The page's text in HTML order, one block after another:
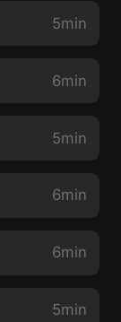
5min
6min
5min
6min
6min
5min